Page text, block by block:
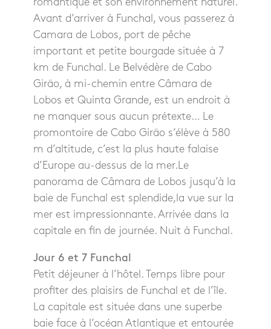
romantique et son environnement naturel.
Avant d’arriver à Funchal, vous passerez à
Camara de Lobos, port de pêche
important et petite bourgade située à 7
km de Funchal. Le Belvédère de Cabo
Girão, à mi-chemin entre Câmara de
Lobos et Quinta Grande, est un endroit à
ne manquer sous aucun prétexte… Le
promontoire de Cabo Girão s’élève à 580
m d’altitude, c’est la plus haute falaise
d’Europe au-dessus de la mer.Le
panorama de Câmara de Lobos jusqu’à la
baie de Funchal est splendide,la vue sur la
mer est impressionnante. Arrivée dans la
capitale en fin de journée. Nuit à Funchal.
Jour 6 et 7 Funchal
Petit déjeuner à l’hôtel. Temps libre pour
profiter des plaisirs de Funchal et de l’île.
La capitale est située dans une superbe
baie face à l’océan Atlantique et entourée